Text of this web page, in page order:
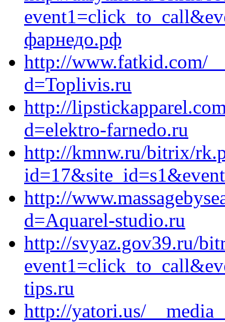
фарнедо.рф
http://www.fatkid.com/
d=Toplivis.ru
http://
d=elektro-farnedo.ru
http://kmnw.ru/bitrix/
http://
d=Aquarel-studio.ru
http://svyaz.gov39.ru/
tips.ru
http://yatori.us/